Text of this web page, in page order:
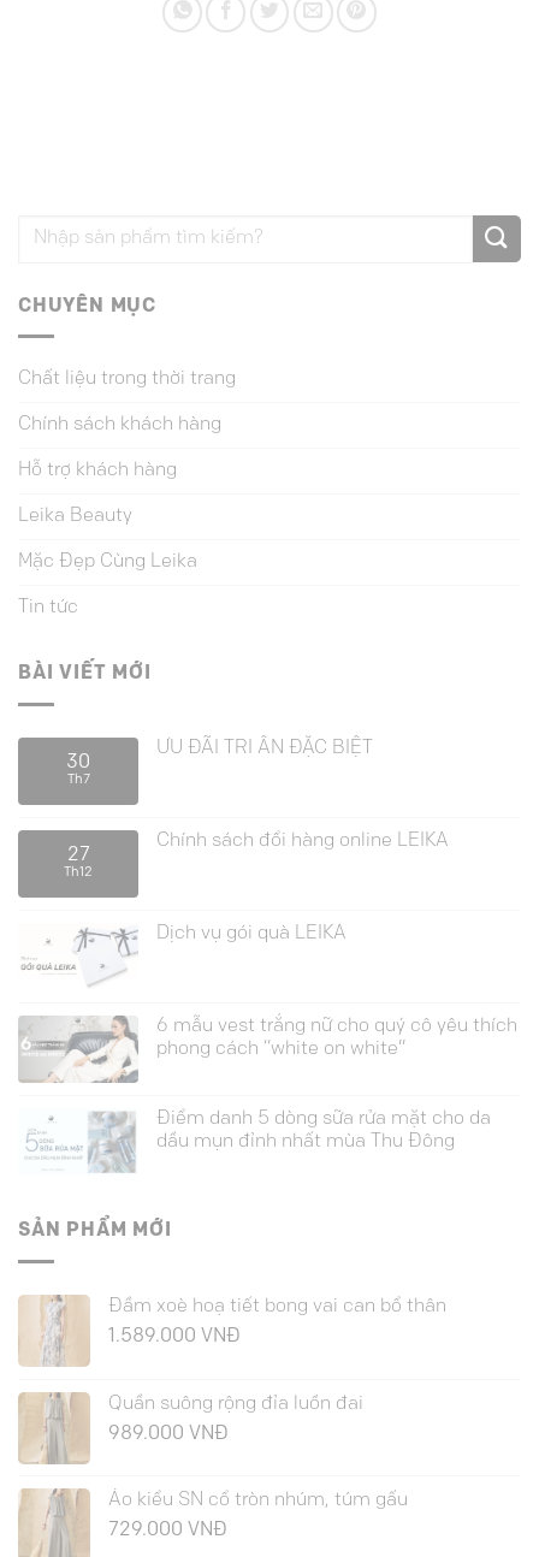
CHUYÊN MỤC
Chất liệu trong thời trang
Chính sách khách hàng
Hỗ trợ khách hàng
Leika Beauty
Mặc Đẹp Cùng Leika
Tin tức
BÀI VIẾT MỚI
30
Th7
ƯU ĐÃI TRI ÂN ĐẶC BIỆT
27
Th12
Chính sách đổi hàng online LEIKA
Dịch vụ gói quà LEIKA
6 mẫu vest trắng nữ cho quý cô yêu thích
phong cách “white on white”
Điểm danh 5 dòng sữa rửa mặt cho da
dầu mụn đỉnh nhất mùa Thu Đông
SẢN PHẨM MỚI
Đầm xoè hoạ tiết bong vai can bổ thân
1.589.000 VNĐ
Quần suông rộng đỉa luồn đai
989.000 VNĐ
Áo kiểu SN cổ tròn nhúm, túm gấu
729.000 VNĐ